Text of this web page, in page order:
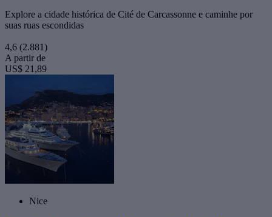
Explore a cidade histórica de Cité de Carcassonne e caminhe por
suas ruas escondidas
4,6 (2.881)
A partir de
US$ 21,89
Nice